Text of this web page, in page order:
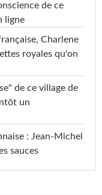
de ce
ligne
Charlene
royales qu'on
de ce village de
un
: Jean-Michel
sauces